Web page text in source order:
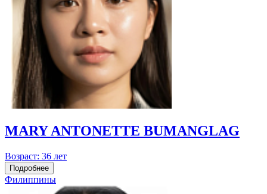
MARY ANTONETTE BUMANGLAG
Возраст: 36 лет
Подробнее
Филиппины